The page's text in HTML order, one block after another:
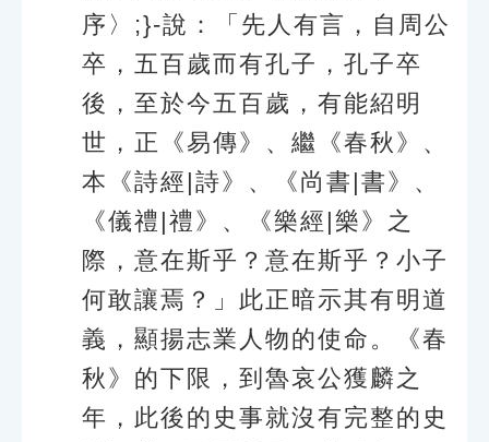
序〉;}-說：「先人有言，自周公
卒，五百歲而有孔子，孔子卒
後，至於今五百歲，有能紹明
世，正《易傳》、繼《春秋》、
本《詩經|詩》、《尚書|書》、
《儀禮|禮》、《樂經|樂》之
際，意在斯乎？意在斯乎？小子
何敢讓焉？」此正暗示其有明道
義，顯揚志業人物的使命。《春
秋》的下限，到魯哀公獲麟之
年，此後的史事就沒有完整的史